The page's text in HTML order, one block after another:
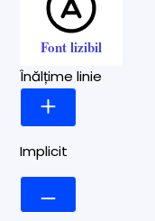
Font lizibil
Înălțime linie
Implicit